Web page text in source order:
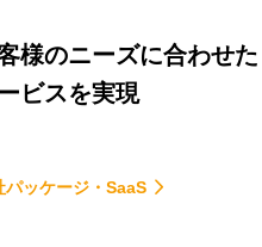
様のニーズに合わせた
ビスを実現
パッケージ・SaaS